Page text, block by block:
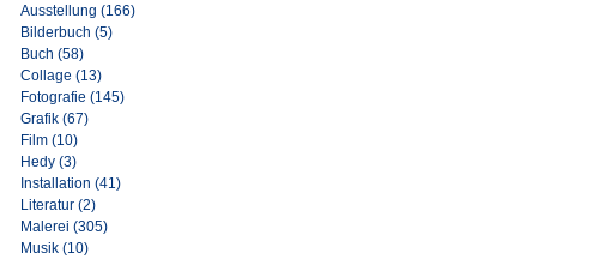
Ausstellung (166)
Bilderbuch (5)
Buch (58)
Collage (13)
Fotografie (145)
Grafik (67)
Film (10)
Hedy (3)
Installation (41)
Literatur (2)
Malerei (305)
Musik (10)